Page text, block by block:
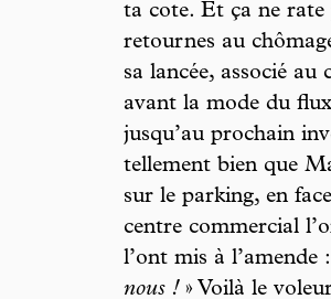
ta cote. Et ça ne rate
retournes au
sa lancée, associé
avant la mode du
jusqu’au prochain
tellement bien que
sur le parking, en
centre commercial
l’ont mis à l’amende
nous ! » Voilà le